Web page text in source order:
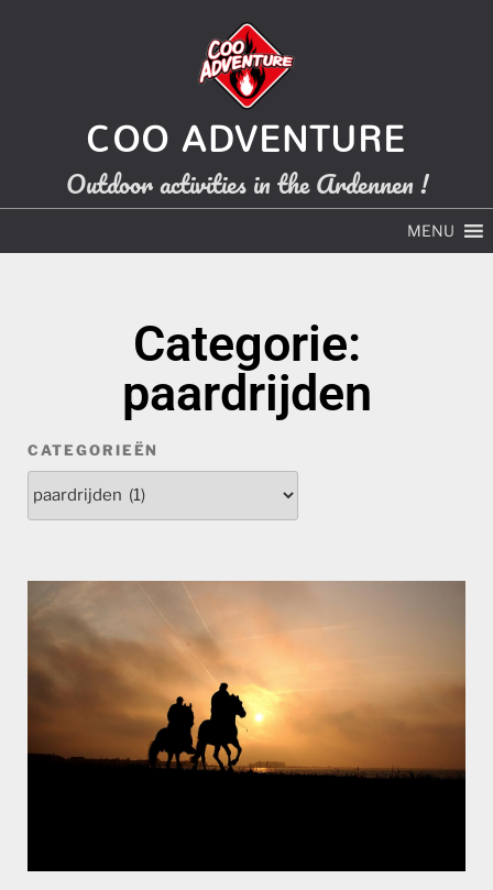
COO ADVENTURE
Outdoor activities in the Ardennen !
MENU
Categorie:
paardrijden
CATEGORIEËN